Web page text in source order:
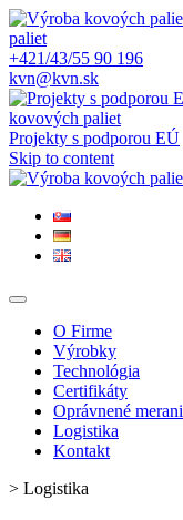
+421/43/55 90 196
kvn@kvn.sk
Projekty s podporou EÚ
Skip to content
O Firme
Výrobky
Technológia
Certifikáty
Oprávnené
Logistika
Kontakt
> Logistika